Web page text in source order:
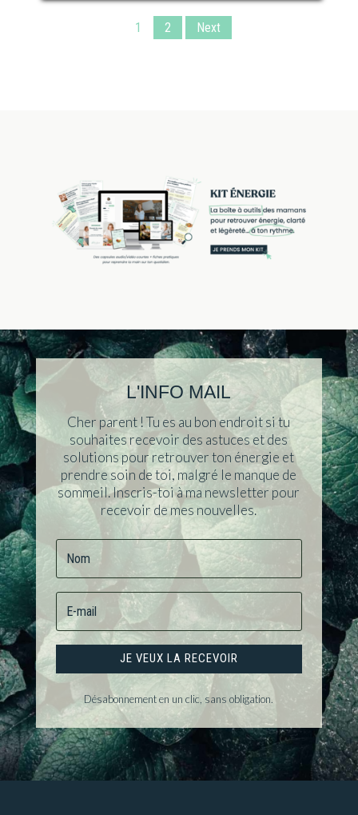
1 2 Next
L'INFO MAIL
Cher parent ! Tu es au bon endroit si tu
souhaites recevoir des astuces et des
solutions pour retrouver ton énergie et
prendre soin de toi, malgré le manque de
sommeil. Inscris-toi à ma newsletter pour
recevoir de mes nouvelles.
JE VEUX LA RECEVOIR
Désabonnement en un clic, sans obligation.